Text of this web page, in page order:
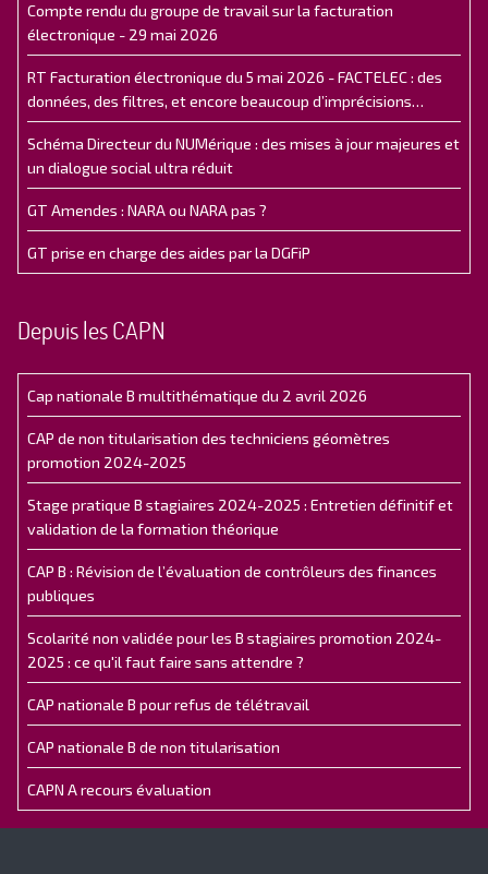
Compte rendu du groupe de travail sur la facturation
électronique - 29 mai 2026
RT Facturation électronique du 5 mai 2026 - FACTELEC : des
données, des filtres, et encore beaucoup d’imprécisions…
Schéma Directeur du NUMérique : des mises à jour majeures et
un dialogue social ultra réduit
GT Amendes : NARA ou NARA pas ?
GT prise en charge des aides par la DGFiP
Depuis les CAPN
Cap nationale B multithématique du 2 avril 2026
CAP de non titularisation des techniciens géomètres
promotion 2024-2025
Stage pratique B stagiaires 2024-2025 : Entretien définitif et
validation de la formation théorique
CAP B : Révision de l’évaluation de contrôleurs des finances
publiques
Scolarité non validée pour les B stagiaires promotion 2024-
2025 : ce qu'il faut faire sans attendre ?
CAP nationale B pour refus de télétravail
CAP nationale B de non titularisation
CAPN A recours évaluation